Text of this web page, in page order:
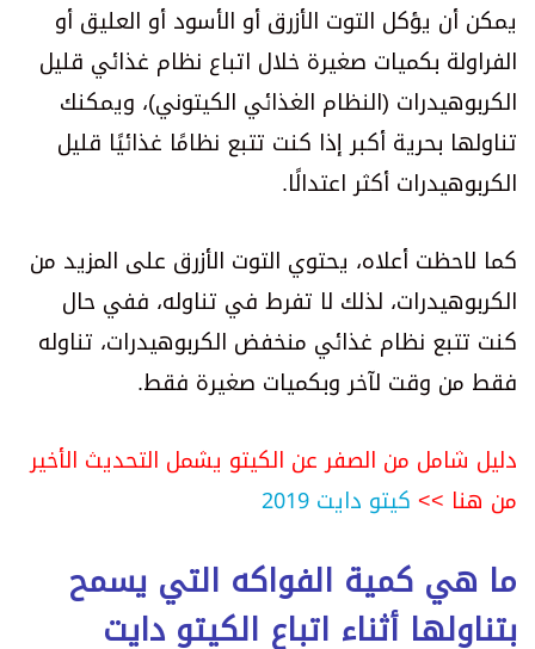
يمكن أن يؤكل التوت الأزرق أو الأسود أو العليق أو
الفراولة بكميات صغيرة خلال اتباع نظام غذائي قليل
الكربوهيدرات (النظام الغذائي الكيتوني)، ويمكنك
تناولها بحرية أكبر إذا كنت تتبع نظامًا غذائيًا قليل
الكربوهيدرات أكثر اعتدالًا.
كما لاحظت أعلاه، يحتوي التوت الأزرق على المزيد من
الكربوهيدرات، لذلك لا تفرط في تناوله، ففي حال
كنت تتبع نظام غذائي منخفض الكربوهيدرات، تناوله
فقط من وقت لآخر وبكميات صغيرة فقط.
دليل شامل من الصفر عن الكيتو يشمل التحديث الأخير
من هنا >> كيتو دايت 2019
ما هي كمية الفواكه التي يسمح
بتناولها أثناء اتباع الكيتو دايت